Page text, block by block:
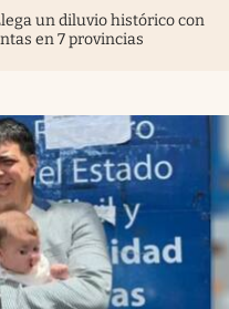
un diluvio histórico con
en 7 provincias